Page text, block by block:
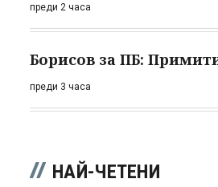
преди 2 часа
Борисов за ПБ:
преди 3 часа
НАЙ-ЧЕТЕНИ